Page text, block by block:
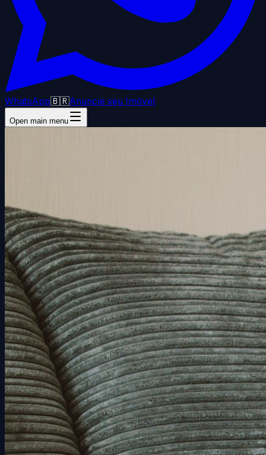
WhatsApp🇧🇷Anuncie seu Imóvel
Open main menu